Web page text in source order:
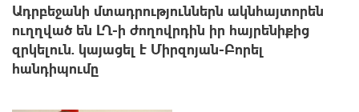
Ադրբեջանի մտադրություններն ակնհայտորեն
ուղղված են ԼՂ-ի ժողովրդին իր հայրենիքից
զրկելուն. կայացել է Միրզոյան-Բորել
հանդիպումը